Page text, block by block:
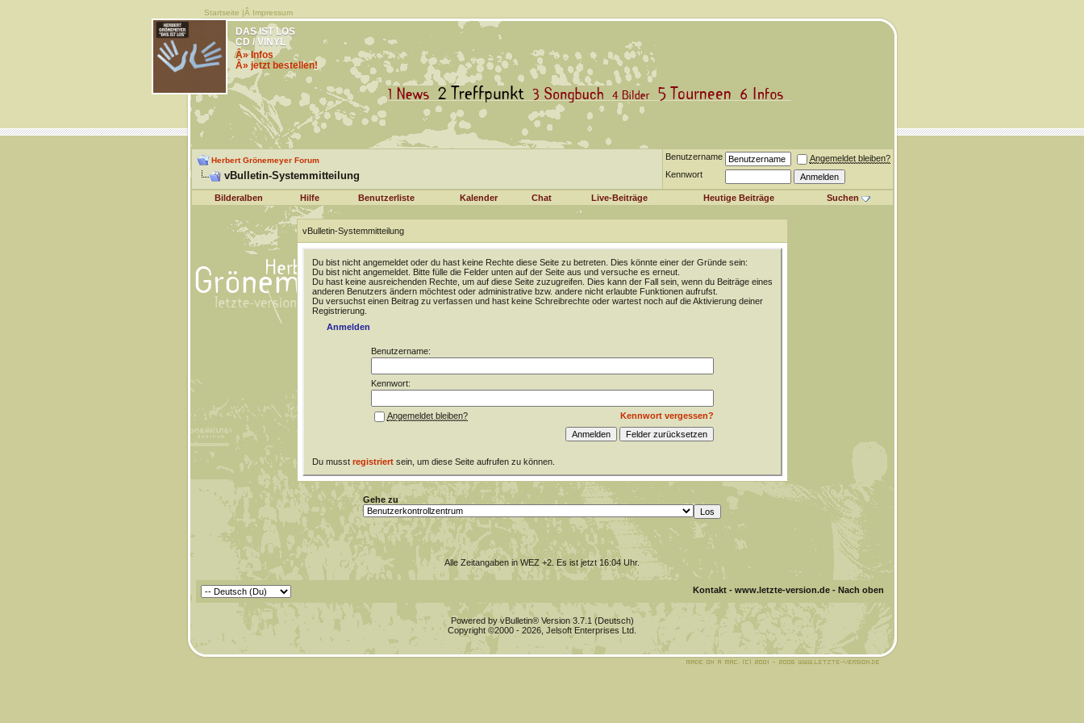
Startseite |Â Impressum
DAS IST LOS
CD / VINYL
Â» Infos
Â» jetzt bestellen!
Herbert Grönemeyer Forum
vBulletin-Systemmitteilung
Benutzername
Angemeldet bleiben?
Kennwort
Bilderalben Hilfe Benutzerliste Kalender Chat Live-Beiträge Heutige Beiträge Suchen
vBulletin-Systemmitteilung
Du bist nicht angemeldet oder du hast keine Rechte diese Seite zu betreten. Dies könnte einer der Gründe sein:
Du bist nicht angemeldet. Bitte fülle die Felder unten auf der Seite aus und versuche es erneut.
Du hast keine ausreichenden Rechte, um auf diese Seite zuzugreifen. Dies kann der Fall sein, wenn du Beiträge eines
anderen Benutzers ändern möchtest oder administrative bzw. andere nicht erlaubte Funktionen aufrufst.
Du versuchst einen Beitrag zu verfassen und hast keine Schreibrechte oder wartest noch auf die Aktivierung deiner
Registrierung.
Anmelden
Benutzername:
Kennwort:
Kennwort vergessen?
Angemeldet bleiben?
Du musst registriertsein, um diese Seite aufrufen zu können.
Gehe zu
Alle Zeitangaben in WEZ +2. Es ist jetzt16:04Uhr.
Kontakt- www.letzte-version.de- Nach oben
Powered by vBulletin® Version 3.7.1 (Deutsch)
Copyright ©2000 - 2026, Jelsoft Enterprises Ltd.